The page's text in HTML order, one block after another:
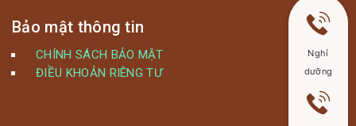
Bảo mật thông tin
CHÍNH SÁCH BẢO MẬT
ĐIỀU KHOẢN RIÊNG TƯ
Nghỉ
dưỡng